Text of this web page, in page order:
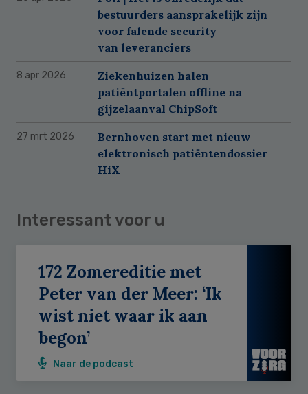
bestuurders aansprakelijk zijn
voor falende security
van leveranciers
8 apr 2026
Ziekenhuizen halen
patiëntportalen offline na
gijzelaanval ChipSoft
27 mrt 2026
Bernhoven start met nieuw
elektronisch patiëntendossier
HiX
Interessant voor u
172 Zomereditie met
Peter van der Meer: ‘Ik
wist niet waar ik aan
begon’
Naar de podcast